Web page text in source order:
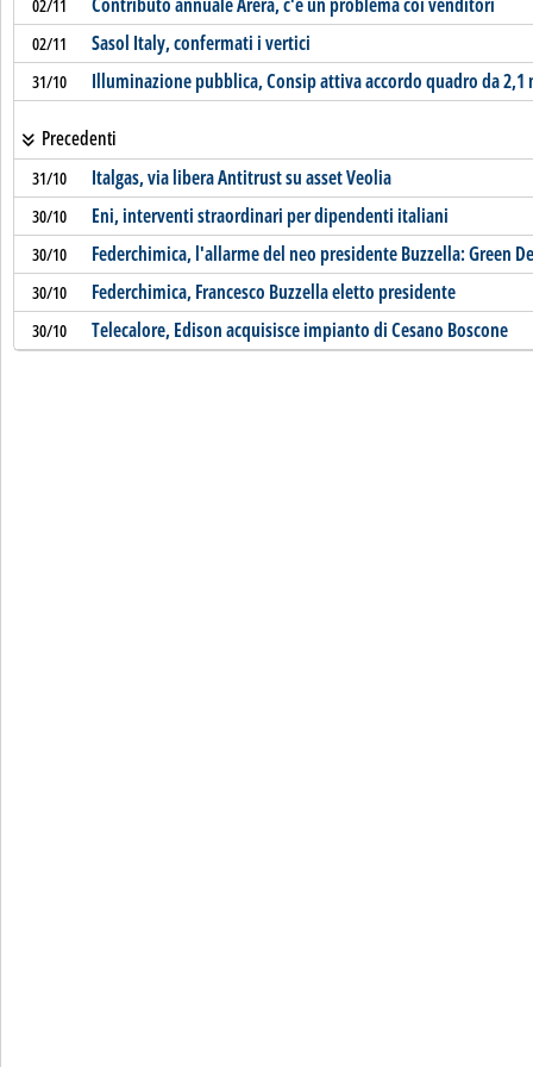
02/11
02/11 Sasol Italy, confermati i vertici
31/10 Illuminazione pubblica, Consip attiva accordo quadro da 2,1
Precedenti
31/10 Italgas, via libera Antitrust su asset Veolia
30/10 Eni, interventi straordinari per dipendenti italiani
30/10 Federchimica, l'allarme del neo presidente Buzzella: Green
30/10 Federchimica, Francesco Buzzella eletto presidente
30/10 Telecalore, Edison acquisisce impianto di Cesano Boscone